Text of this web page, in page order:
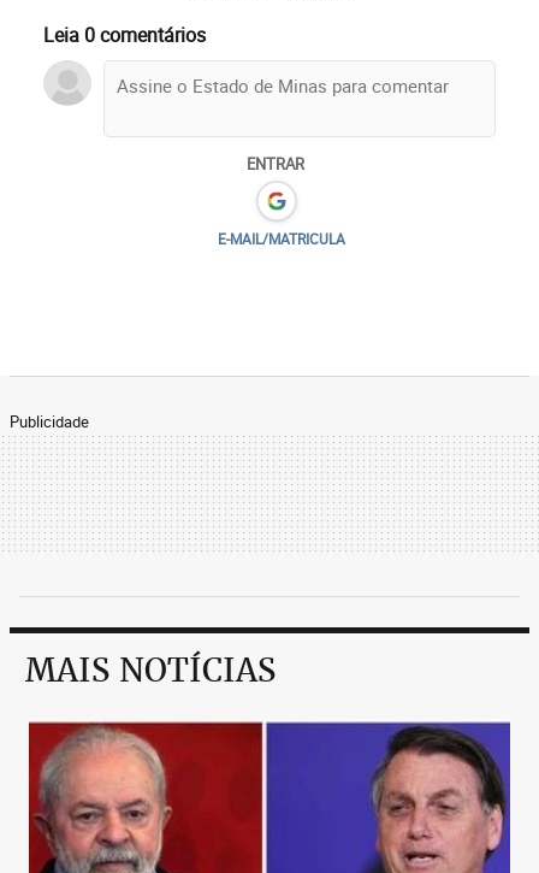
Leia 0 comentários
ENTRAR
E-MAIL/MATRICULA
Publicidade
MAIS NOTÍCIAS